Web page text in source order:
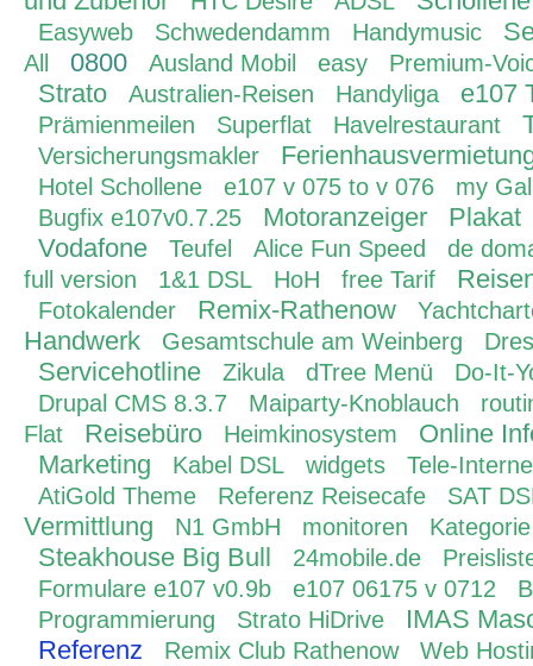
Easyweb Schwedendamm Handymusic
All 0800 Ausland Mobil easy Premium-
Strato Australien-Reisen Handyliga e107
Prämienmeilen Superflat Havelrestaurant
Versicherungsmakler
Hotel Schollene e107 v 075 to v 076
my
Bugfix e107v0.7.25
Motoranzeiger
Plakat
Vodafone
Teufel Alice Fun Speed
de
full version
1&1 DSL HoH free Tarif
Fotokalender Remix-Rathenow
Handwerk Gesamtschule am Weinberg
Servicehotline Zikula dTree Menü
Do-It-
Drupal CMS 8.3.7
Maiparty-Knoblauch
Flat
Reisebüro Heimkinosystem
Online
Marketing
Kabel DSL widgets
Tele-
AtiGold Theme
Referenz Reisecafe SAT
Vermittlung N1 GmbH monitoren Kategorie
Steakhouse Big Bull 24mobile.de
Formulare e107 v0.9b
e107 06175 v 0712
Programmierung
Strato HiDrive
IMAS
Referenz
Remix Club Rathenow
Web